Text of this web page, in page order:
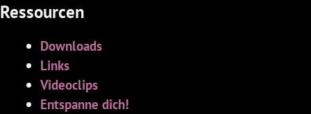
Ressourcen
Downloads
Links
Videoclips
Entspanne dich!